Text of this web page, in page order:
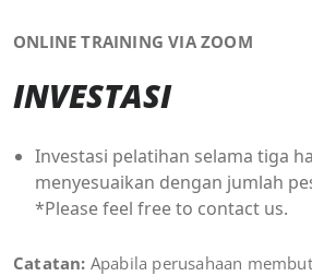
ONLINE TRAINING VIA ZOOM
INVESTASI
Investasi pelatihan selama tiga
menyesuaikan dengan jumlah
*Please feel free to contact us.
Catatan: Apabila perusahaan